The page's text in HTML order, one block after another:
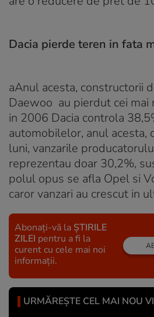
Dacia pierde teren in fata
aAnul acesta, constructorii
Daewoo au pierdut cei mai
in 2006 Dacia controla
automobilelor, anul acesta,
luni, vanzarile
reprezentau doar 30,2%,
polul opus se afla Opel si
caror vanzari au crescut in
Abonați-vă la ȘTIRILE
ZILEI pentru a fi la
curent cu cele mai noi
informații.
URMĂREȘTE CEL MAI NOU